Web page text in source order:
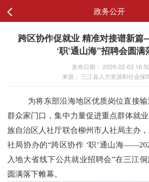
政务公开
跨区协作促就业 精准对接谱新
‘职’通山海”招聘会圆满
发布日期： 2026-02-03
来源： 三江县人力资源和社会保
为将东部沿海地区优质岗位直接
群众家门口，集中力量促进重点群体就
族自治区人社厅联合柳州市人社局主办
社局协办的“跨区协作 ‘职’通山海
入地大省线下公共就业招聘会”在三江
圆满落下帷幕。